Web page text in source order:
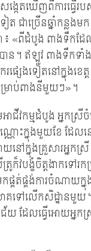
ង្កេតឃើញពីការធ្វើរ
ៀត ជាច្រើនឆ្នាំកន្លងម
«ពីដំបូង ពាងទឹកដែល
ើបាន។ ឥឡូវ ពាងទឹក
ផ្សេងទៀតនៅក្នុងខេត្ត
រាប់ពាងនីមួយៗ»។
អាជីវកម្មដំបូង អ្នកស្រី
ោះក្នុងមួយខែ ដែលនេ
យនៅក្នុងគ្រួសារអ្នក
រូក៏វបង្ខំចិត្តងាកទៅ
ផ្គត់ផ្គង់ការចំណាយក្
ោគទៅលើកសិដ្ឋាន
ាជ័យ ដែលធ្វើអោយអ្ន